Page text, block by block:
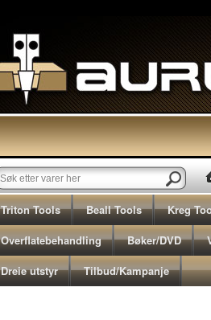
Triton Tools Beall Tools Kreg
Overflatebehandling
Bøker/DVD
Dreie utstyr
Tilbud/Kampanje